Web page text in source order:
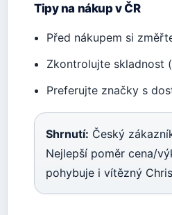
Tipy na nákup v ČR
Před nákupem si
Zkontrolujte skladnost
Preferujte značky s
Shrnutí: Český
Nejlepší poměr cena/
pohybuje i vítězný